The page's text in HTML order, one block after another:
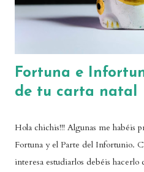
Fortuna e
de tu carta natal
Hola chichis!!! Algunas me habéis
Fortuna y el Parte del Infortunio.
interesa estudiarlos debéis